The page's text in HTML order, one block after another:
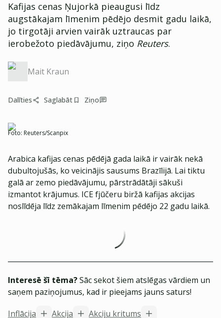
Kafijas cenas Ņujorkā pieaugusi līdz
augstākajam līmenim pēdējo desmit gadu laikā,
jo tirgotāji arvien vairāk uztraucas par
ierobežoto piedāvājumu, ziņo Reuters.
Mait Kraun
Dalīties Saglabāt Ziņo
Foto: Reuters/Scanpix
Arabica kafijas cenas pēdējā gada laikā ir vairāk nekā
dubultojušās, ko veicinājis sausums Brazīlijā. Lai tiktu
galā ar zemo piedāvājumu, pārstrādātāji sākuši
izmantot krājumus. ICE fjūčeru biržā kafijas akcijas
noslīdēja līdz zemākajam līmenim pēdējo 22 gadu laikā.
Interesē šī tēma?Sāc sekot šiem atslēgas vārdiem un
saņem paziņojumus, kad ir pieejams jauns saturs!
Inflācija
Akcija Akciju kritums